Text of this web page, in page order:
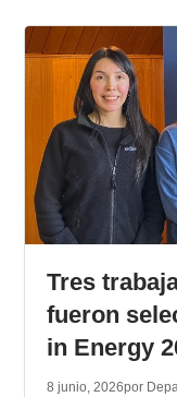
Tres
fueron
in Energy
8 junio, 2026por